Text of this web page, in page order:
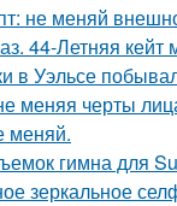
не меняй
44-Летняя кейт
в Уэльсе
меняя черты
меняй.
гимна для
зеркальное